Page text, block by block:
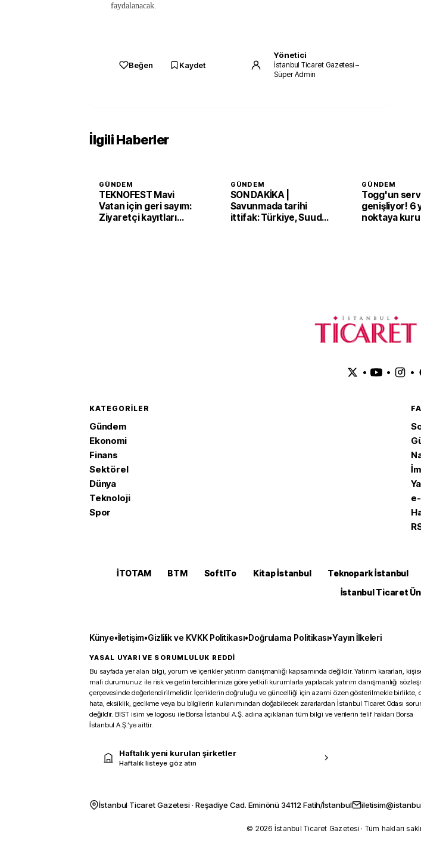
faydalanacak.
Beğen Kaydet
Yönetici
İstanbul Ticaret Gazetesi –
Süper Admin
İlgili Haberler
GÜNDEM
TEKNOFEST Mavi
Vatan için geri sayım:
Ziyaretçi kayıtları
GÜNDEM
SON DAKİKA |
Savunmada tarihi
ittifak: Türkiye, Suudi
GÜNDEM
Togg'un
genişliyor! 6
noktaya
• • •
KATEGORILER
Gündem
Ekonomi
Finans
Sektörel
Dünya
Teknoloji
Spor
İTOTAM BTM SoftITo Kitap İstanbul Teknopark İstanbul
İstanbul Ticaret
Künye•İletişim•Gizlilik ve KVKK Politikası•Doğrulama Politikası•Yayın İlkeleri
YASAL UYARI VE SORUMLULUK REDDİ
Bu sayfada yer alan bilgi, yorum ve içerikler yatırım danışmanlığı kapsamında değildir. Yatırım kararları,
mali durumunuz ile risk ve getiri tercihlerinize göre yetkili kurumlarla yapılacak yatırım danışmanlığı
çerçevesinde değerlendirilmelidir. İçeriklerin doğruluğu ve güncelliği için azami özen gösterilmekle birlikte,
hata, eksiklik, gecikme veya bu bilgilerin kullanımından doğabilecek zararlardan İstanbul Ticaret Odası
değildir. BIST isim ve logosu ile Borsa İstanbul A.Ş. adına açıklanan tüm bilgi ve verilerin telif hakları Borsa
İstanbul A.Ş.’ye aittir.
Haftalık yeni kurulan şirketler
Haftalık listeye göz atın
İstanbul Ticaret Gazetesi · Reşadiye Cad. Eminönü 34112 Fatih/İstanbul
© 2026 İstanbul Ticaret Gazetesi · Tüm hakları